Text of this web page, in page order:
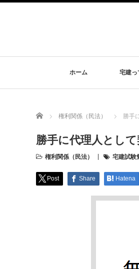
ホーム 宅建っ
Home 権利関係（民法） 勝手
勝手に代理人とし
権利関係（民法） 宅建試験
Post Share Hatena